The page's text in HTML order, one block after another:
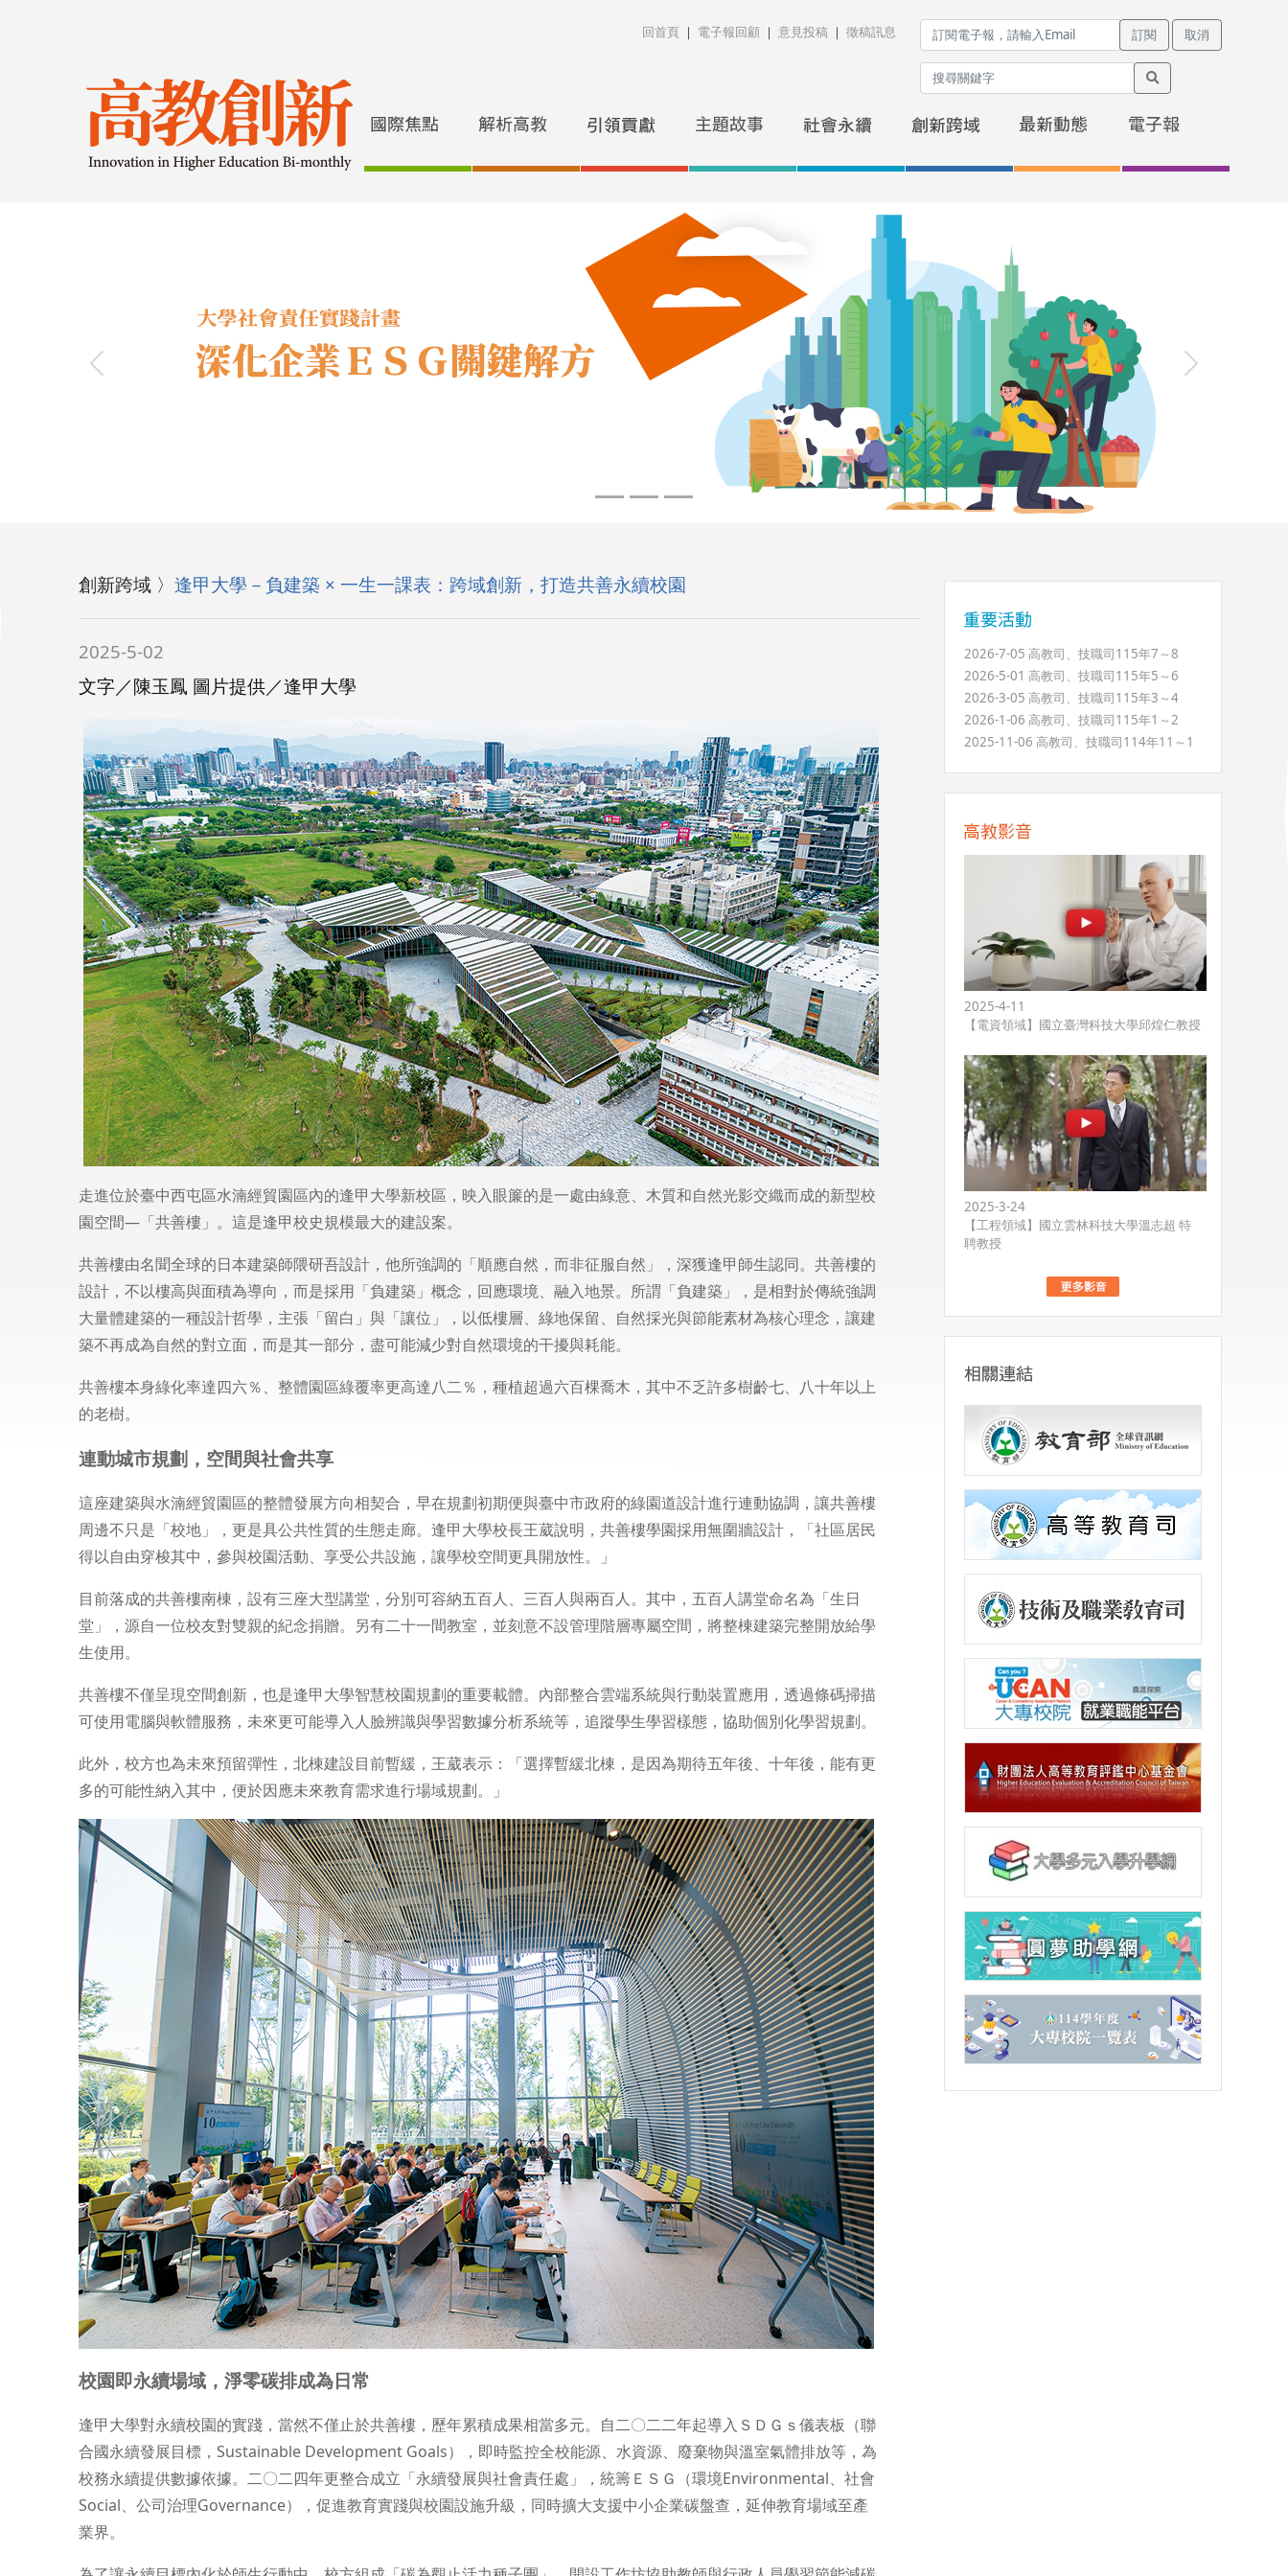
回首頁 ｜ 電子報回顧 ｜ 意見投稿 ｜ 徵稿訊息 訂閱 取消
Previous Next
創新跨域 〉 逢甲大學－負建築 × 一生一課表：跨域創新，打造共善永續校園
2025-5-02
文字／陳玉鳳 圖片提供／逢甲大學
走進位於臺中西屯區水湳經貿園區內的逢甲大學新校區，映入眼簾的是一處由綠意、木質和自然光影交織而成的新型校
園空間—「共善樓」。這是逢甲校史規模最大的建設案。
共善樓由名聞全球的日本建築師隈研吾設計，他所強調的「順應自然，而非征服自然」，深獲逢甲師生認同。共善樓的
設計，不以樓高與面積為導向，而是採用「負建築」概念，回應環境、融入地景。所謂「負建築」，是相對於傳統強調
大量體建築的一種設計哲學，主張「留白」與「讓位」，以低樓層、綠地保留、自然採光與節能素材為核心理念，讓建
築不再成為自然的對立面，而是其一部分，盡可能減少對自然環境的干擾與耗能。
共善樓本身綠化率達四六％、整體園區綠覆率更高達八二％，種植超過六百棵喬木，其中不乏許多樹齡七、八十年以上
的老樹。
連動城市規劃，空間與社會共享
這座建築與水湳經貿園區的整體發展方向相契合，早在規劃初期便與臺中市政府的綠園道設計進行連動協調，讓共善樓
周邊不只是「校地」，更是具公共性質的生態走廊。逢甲大學校長王葳說明，共善樓學園採用無圍牆設計，「社區居民
得以自由穿梭其中，參與校園活動、享受公共設施，讓學校空間更具開放性。」
目前落成的共善樓南棟，設有三座大型講堂，分別可容納五百人、三百人與兩百人。其中，五百人講堂命名為「生日
堂」，源自一位校友對雙親的紀念捐贈。另有二十一間教室，並刻意不設管理階層專屬空間，將整棟建築完整開放給學
生使用。
共善樓不僅呈現空間創新，也是逢甲大學智慧校園規劃的重要載體。內部整合雲端系統與行動裝置應用，透過條碼掃描
可使用電腦與軟體服務，未來更可能導入人臉辨識與學習數據分析系統等，追蹤學生學習樣態，協助個別化學習規劃。
此外，校方也為未來預留彈性，北棟建設目前暫緩，王葳表示：「選擇暫緩北棟，是因為期待五年後、十年後，能有更
多的可能性納入其中，便於因應未來教育需求進行場域規劃。」
校園即永續場域，淨零碳排成為日常
逢甲大學對永續校園的實踐，當然不僅止於共善樓，歷年累積成果相當多元。自二〇二二年起導入ＳＤＧｓ儀表板（聯
合國永續發展目標，Sustainable Development Goals），即時監控全校能源、水資源、廢棄物與溫室氣體排放等，為
校務永續提供數據依據。二〇二四年更整合成立「永續發展與社會責任處」，統籌ＥＳＧ（環境Environmental、社會
Social、公司治理Governance），促進教育實踐與校園設施升級，同時擴大支援中小企業碳盤查，延伸教育場域至產
業界。
2026-7-05 高教司、技職司115年7～8
2026-5-01 高教司、技職司115年5～6
2026-3-05 高教司、技職司115年3～4
2026-1-06 高教司、技職司115年1～2
2025-11-06 高教司、技職司114年11～1
2025-4-11
【電資領域】國立臺灣科技大學邱煌仁教授
2025-3-24
【工程領域】國立雲林科技大學溫志超 特
聘教授